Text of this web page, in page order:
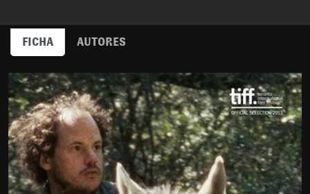
FICHA AUTORES